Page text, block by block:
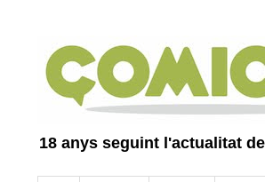
18 anys seguint l'actualitat